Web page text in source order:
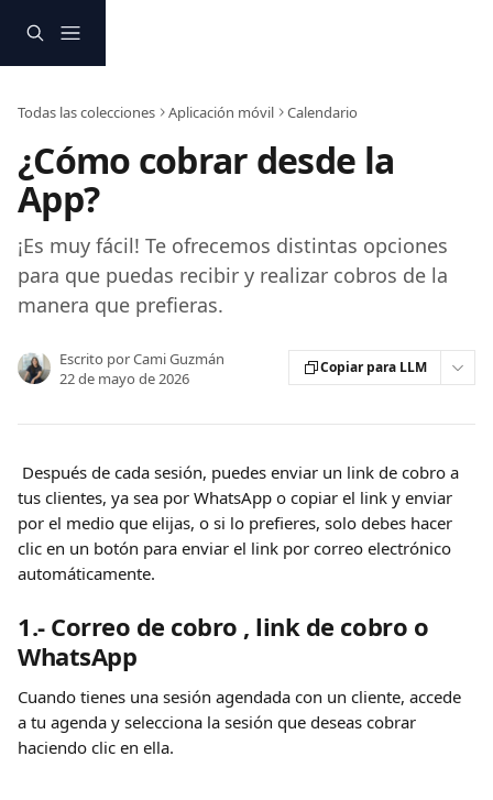
Todas las colecciones Aplicación móvil Calendario
¿Cómo cobrar desde la
App?
¡Es muy fácil! Te ofrecemos distintas opciones
para que puedas recibir y realizar cobros de la
manera que prefieras.
Escrito porCami Guzmán
22 de mayo de 2026
Copiar para LLM
tus clientes, ya sea por WhatsApp o copiar el link y enviar
por el medio que elijas, o si lo prefieres, solo debes hacer
clic en un botón para enviar el link por correo electrónico
automáticamente.
1.- Correo de cobro , link de cobro o
WhatsApp
Cuando tienes una sesión agendada con un cliente, accede
a tu agenda y selecciona la sesión que deseas cobrar
haciendo clic en ella.